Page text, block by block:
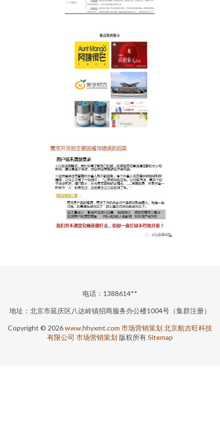
电话：1388614**
地址：北京市延庆区八达岭镇招商服务办公楼1004号（集群注册）
Copyright © 2026www.hhyxmt.com 市场营销策划 北京航吉旺科技
有限公司 市场营销策划 版权所有Sitemap